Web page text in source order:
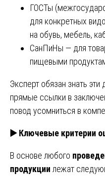
ГОСТы
для конкретных
на обувь, мебель,
СанПиНы — для
пищевыми
Эксперт обязан знать
прямые ссылки в
повод усомниться в
▶️Ключевые критерии
В основе любого
продукции лежат